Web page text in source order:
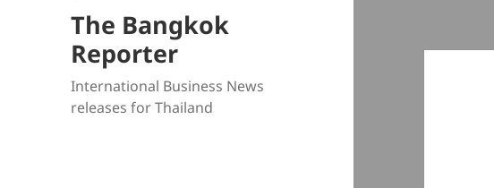
The Bangkok
Reporter
International Business News
releases for Thailand